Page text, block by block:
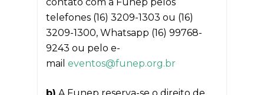
telefones (16) 3209-1303 ou (16)
3209-1300, Whatsapp (16) 99768-
9243 ou pelo e-
maileventos@funep.org.br